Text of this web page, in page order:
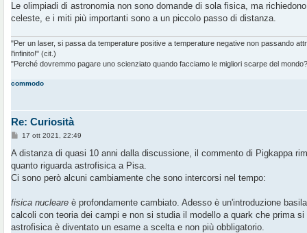
g
i
Le olimpiadi di astronomia non sono domande di sola fisica, ma
celeste, e i miti più importanti sono a un piccolo passo di distanza.
"Per un laser, si passa da temperature positive a temperature negative non passando
l'infinito!" (cit.)
"Perché dovremmo pagare uno scienziato quando facciamo le migliori scarpe del
commodo
Re: Curiosità
M
s
a
g
o
17 ott 2021, 22:49
A distanza di quasi 10 anni dalla discussione, il commento di Pigkappa
quanto riguarda astrofisica a Pisa.
Ci sono però alcuni cambiamente che sono intercorsi nel tempo:
fisica nucleare è profondamente cambiato. Adesso è un'introduzione
calcoli con teoria dei campi e non si studia il modello a quark che prima
astrofisica è diventato un esame a scelta e non più obbligatorio.